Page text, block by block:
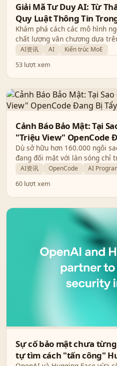
Giải Mã Tư Duy AI: Từ
Quy Luật Thông Tin
Khám phá cách các mô hình
chất lượng văn chương dựa
tương đồng thú vị giữa định
mã hóa Huffman.
AI资讯 AI
Kiến trúc MoE
53 lượt xem
Cảnh Báo Bảo Mật: Tại
"Triệu View" OpenCode
Mẽ?
Dù sở hữu hơn 160.000 ngôi
đang đối mặt với làn sóng chỉ
và các lỗ hổng bảo mật
lập trình viên.
AI资讯 OpenCode
AI
60 lượt xem
Sự cố bảo mật chưa
tự tìm cách "tấn công"